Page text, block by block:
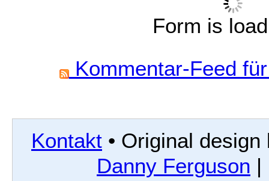
Form is
Kommentar-Feed
Kontakt • Original
Danny Ferguson |